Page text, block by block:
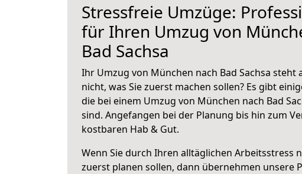
Stressfreie Umzüge:
für Ihren Umzug von
Bad Sachsa
Ihr Umzug von München nach Bad Sachsa steht
nicht, was Sie zuerst machen sollen? Es gibt
die bei einem Umzug von München nach Bad
sind. Angefangen bei der Planung bis hin zum
kostbaren Hab & Gut.
Wenn Sie durch Ihren alltäglichen Arbeitsstress
zuerst planen sollen, dann übernehmen unsere